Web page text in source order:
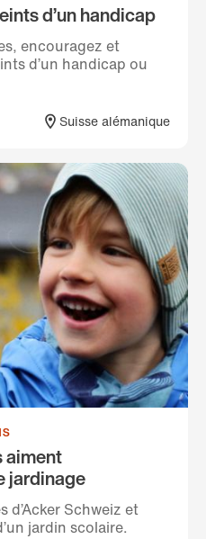
d’un handicap
encouragez et
d’un handicap ou
Suisse alémanique
aiment
jardinage
d’Acker Schweiz et
jardin scolaire.